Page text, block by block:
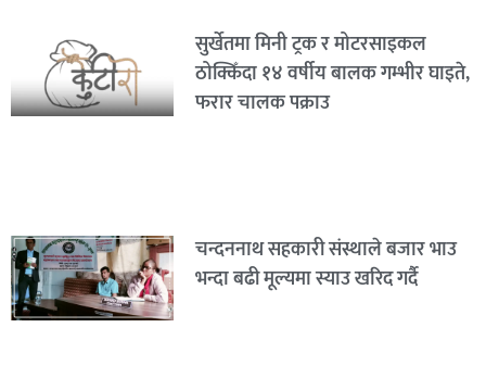
सुर्खेतमा मिनी ट्रक र मोटरसाइकल
ठोक्किँदा १४ वर्षीय बालक गम्भीर घाइते,
फरार चालक पक्राउ
चन्दननाथ सहकारी संस्थाले बजार भाउ
भन्दा बढी मूल्यमा स्याउ खरिद गर्दै